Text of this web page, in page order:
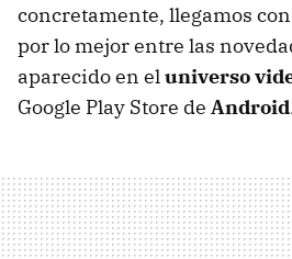
concretamente, llegamos
por lo mejor entre las
aparecido en eluniverso
Google Play Store de Android